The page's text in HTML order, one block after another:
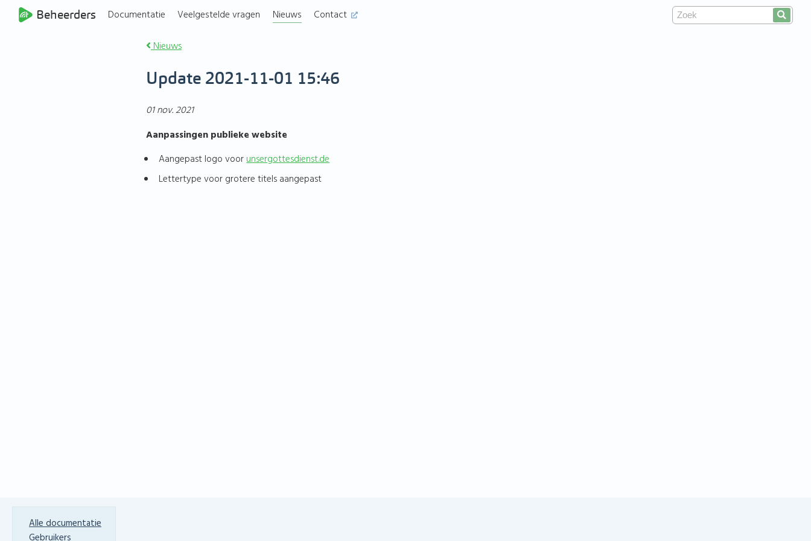
Beheerders Documentatie Veelgestelde vragen Nieuws Contact
Nieuws
Update 2021-11-01 15:46
01 nov. 2021
Aanpassingen publieke website
Aangepast logo voorunsergottesdienst.de
Lettertype voor grotere titels aangepast
Alle documentatie
Gebruikers